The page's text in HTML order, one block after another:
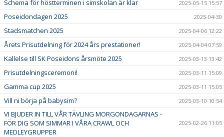
Schema för höstterminen i simskolan är klar 2025-05-15 15:57
Poseidondagen 2025 2025-04-30
Stadsmatchen 2025 2025-04-06 12:22
Årets Prisutdelning för 2024 års prestationer! 2025-04-04 07:59
Kallelse till SK Poseidons årsmöte 2025 2025-03-13 13:42
Prisutdelningsceremoni! 2025-03-11 15:09
Gamma cup 2025 2025-03-11 15:05
Vill ni börja på babysim? 2025-03-10 10:54
VI BJUDER IN TILL VÅR TÄVLING MORGONDAGARNAS -
FÖR DIG SOM SIMMAR I VÅRA CRAWL OCH
MEDLEYGRUPPER
2025-02-26 11:05